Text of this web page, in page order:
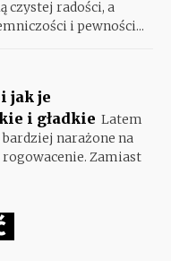
czystej radości, a
i pewności...
jak je
i gładkie Latem
narażone na
Zamiast